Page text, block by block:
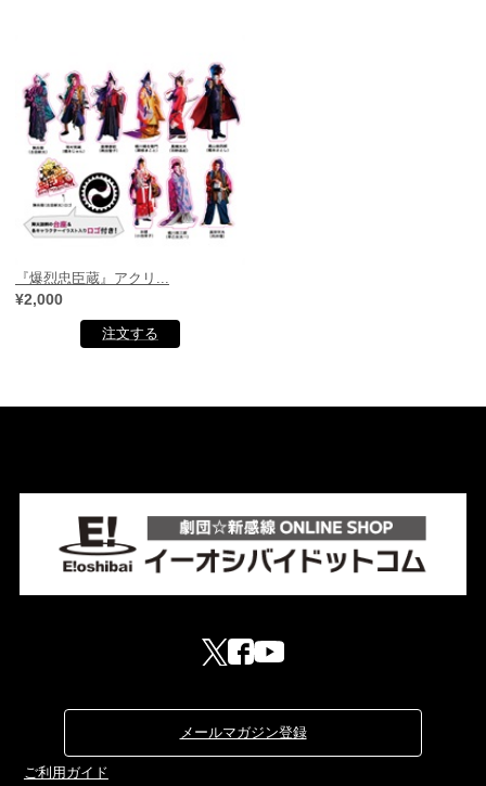
『爆烈忠臣蔵』アクリ...
¥2,000
メールマガジン登録
ご利用ガイド